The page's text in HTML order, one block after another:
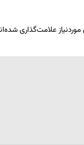
علامت‌گذاری